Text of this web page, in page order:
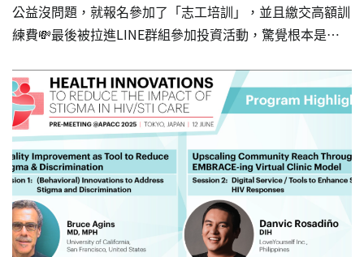
公益沒問題，就報名參加了「志工培訓」，並且繳交高額訓
練費💸最後被拉進LINE群組參加投資活動，驚覺根本是詐
過私人帳號及粉專招募志工📌 也不可能收取任何志工訓練
費用📌 更不會邀請參加任何投資活動如遇可疑訊息，你可
以...✅ 私訊官方LINE：@twhhf✅ 來電查詢：02-2738-
9600✅ 撥打165防詐騙專線🚨很多弱勢團體常因此類詐騙而
受害，一旦大眾對公益團體的信任被破壞，傷害的不只是組
織，更是需要幫助的人們💔